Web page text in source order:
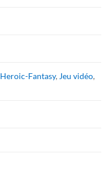
Heroic-Fantasy, Jeu vidéo,